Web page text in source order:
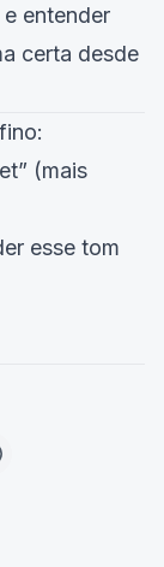
entender
certa desde
(mais
esse tom